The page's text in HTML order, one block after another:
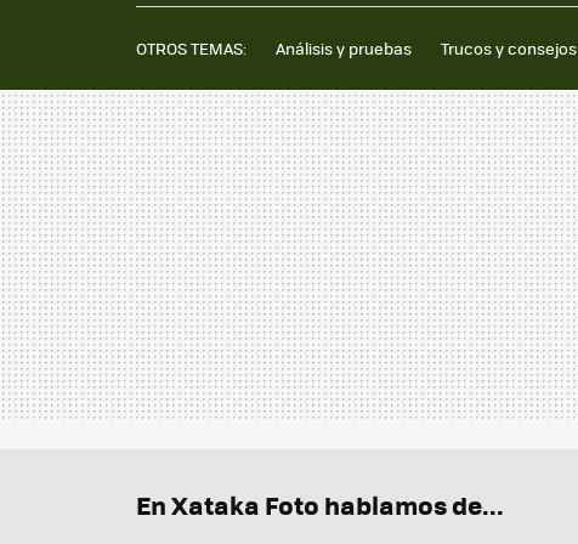
OTROS TEMAS: Análisis y pruebas Trucos y consejos
En Xataka Foto hablamos de...